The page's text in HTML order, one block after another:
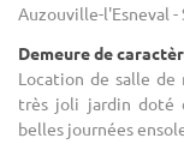
Auzouville-l'Esneval
Demeure de
Location de salle de
très joli jardin doté
belles journées